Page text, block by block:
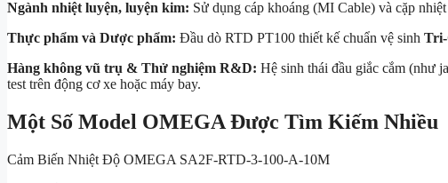
Ngành nhiệt luyện, luyện kim: Sử dụng cáp khoáng (MI Cable) và cặp
Thực phẩm và Dược phẩm: Đầu dò RTD PT100 thiết kế chuẩn vệ sinh
Hàng không vũ trụ & Thử nghiệm R&D: Hệ sinh thái đầu giắc cắm (như
test trên động cơ xe hoặc máy bay.
Một Số Model OMEGA Được Tìm Kiếm Nhiều
Cảm Biến Nhiệt Độ OMEGA SA2F-RTD-3-100-A-10M